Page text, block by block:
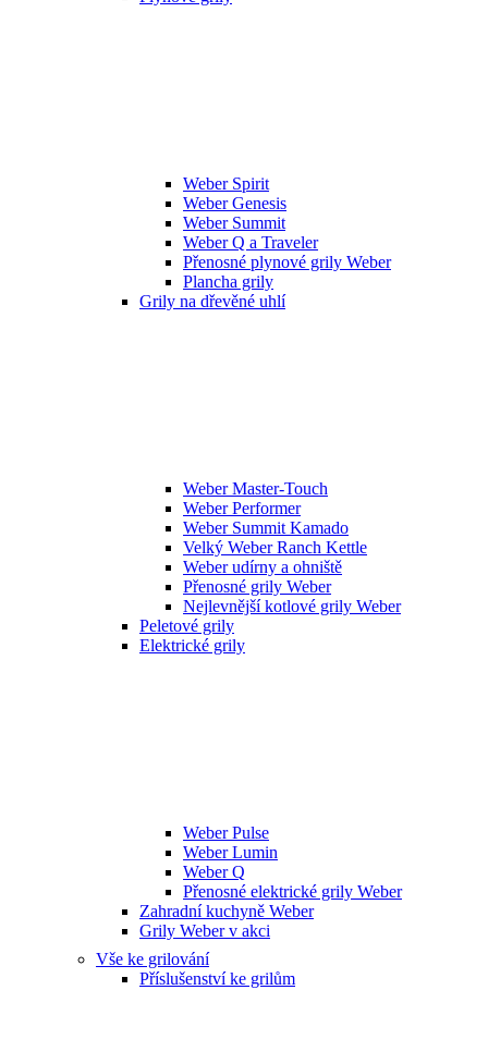
Weber Spirit
Weber Genesis
Weber Summit
Weber Q a Traveler
Přenosné plynové grily Weber
Plancha grily
Grily na dřevěné uhlí
Weber Master-Touch
Weber Performer
Weber Summit Kamado
Velký Weber Ranch Kettle
Weber udírny a ohniště
Přenosné grily Weber
Nejlevnější kotlové grily Weber
Peletové grily
Elektrické grily
Weber Pulse
Weber Lumin
Weber Q
Přenosné elektrické grily Weber
Zahradní kuchyně Weber
Grily Weber v akci
Vše ke grilování
Příslušenství ke grilům